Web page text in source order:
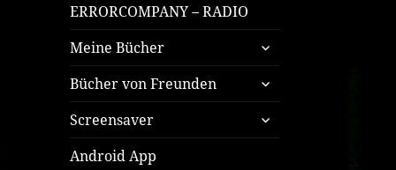
ERRORCOMPANY – RADIO
Meine Bücher
untermenü
öffnen
Bücher von Freunden
untermenü
öffnen
Screensaver
untermenü
öffnen
Android App